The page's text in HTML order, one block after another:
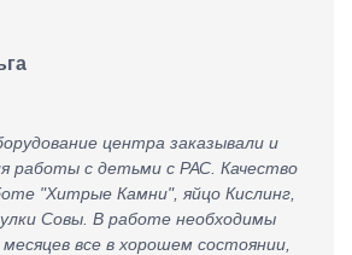
центра заказывали и
работы с детьми с РАС. Качество
"Хитрые Камни", яйцо Кислинг,
Совы. В работе необходимы
все в хорошем состоянии,